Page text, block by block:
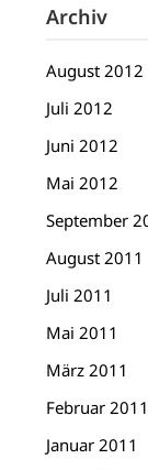
Archiv
August 2012
Juli 2012
Juni 2012
Mai 2012
September
August 2011
Juli 2011
Mai 2011
März 2011
Februar 2011
Januar 2011